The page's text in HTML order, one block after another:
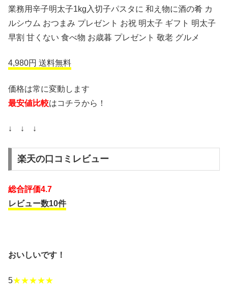
業務用辛子明太子1kg入切子パスタに 和え物に酒の肴 カ
ルシウム おつまみ プレゼント お祝 明太子 ギフト 明太子
早割 甘くない 食べ物 お歳暮 プレゼント 敬老 グルメ
4,980円 送料無料
価格は常に変動します
最安値比較はコチラから！
↓ ↓ ↓
楽天の口コミレビュー
総合評価4.7
レビュー数10件
おいしいです！
5★★★★★